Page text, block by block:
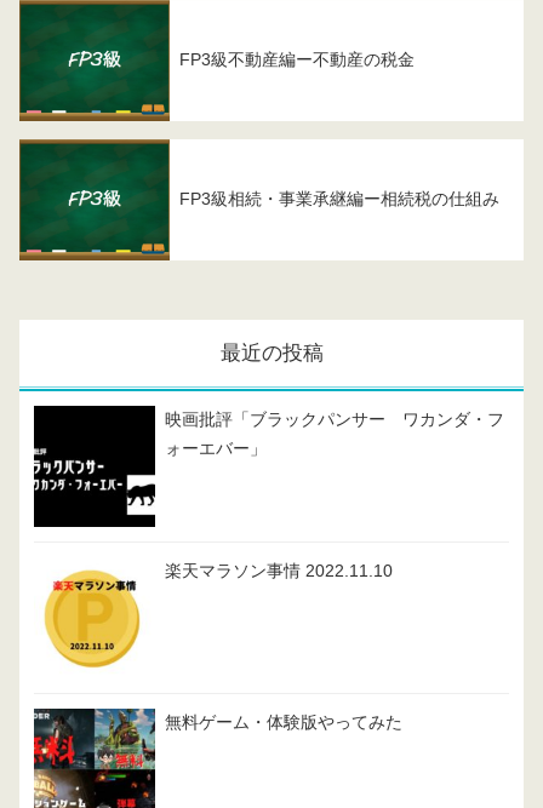
FP3級不動産編ー不動産の税金
FP3級相続・事業承継編ー相続税の仕組み
最近の投稿
映画批評「ブラックパンサー ワカンダ・フ
ォーエバー」
楽天マラソン事情 2022.11.10
無料ゲーム・体験版やってみた